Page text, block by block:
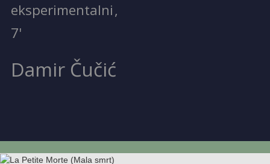
eksperimentalni,
7'
Damir Čučić